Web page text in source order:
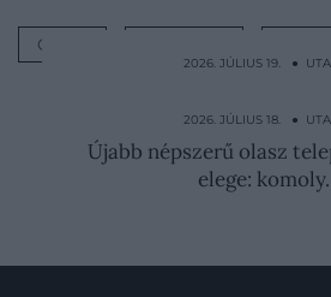
CÁPA
2026. JÚLIUS 19. ●
Szinte lebeg a híd, ami
Eiffel-tornyot
2026. JÚLIUS 18. ●
Újabb népszerű olasz
elege: